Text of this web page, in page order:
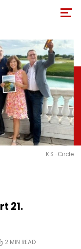
K.S.-Circle
21.
2 MIN READ